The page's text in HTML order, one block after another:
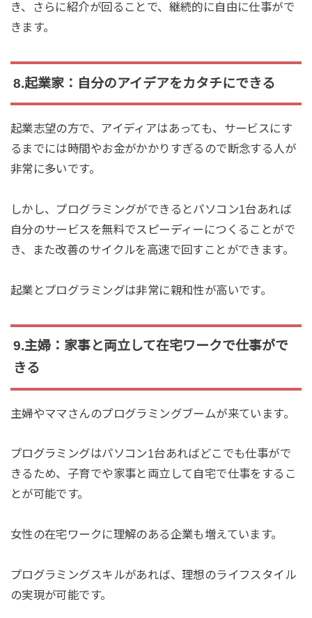
き、さらに紹介が回ることで、継続的に自由に仕事がで
きます。
8.起業家：自分のアイデアをカタチにできる
起業志望の方で、アイディアはあっても、サービスにす
るまでには時間やお金がかかりすぎるので断念する人が
非常に多いです。
しかし、プログラミングができるとパソコン1台あれば
自分のサービスを無料でスピーディーにつくることがで
き、また改善のサイクルを高速で回すことができます。
起業とプログラミングは非常に親和性が高いです。
9.主婦：家事と両立して在宅ワークで仕事がで
きる
主婦やママさんのプログラミングブームが来ています。
プログラミングはパソコン1台あればどこでも仕事がで
きるため、子育でや家事と両立して自宅で仕事をするこ
とが可能です。
女性の在宅ワークに理解のある企業も増えています。
プログラミングスキルがあれば、理想のライフスタイル
の実現が可能です。